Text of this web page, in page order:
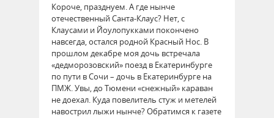
Короче, празднуем. А где нынче
отечественный Санта-Клаус? Нет, с
Клаусами и Йоулопукками покончено
навсегда, остался родной Красный Нос. В
прошлом декабре моя дочь встречала
«дедморозовский» поезд в Екатеринбурге
по пути в Сочи – дочь в Екатеринбурге на
ПМЖ. Увы, до Тюмени «снежный» караван
не доехал. Куда повелитель стуж и метелей
навострил лыжи нынче? Обратимся к газете